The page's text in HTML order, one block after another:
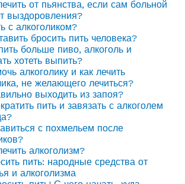
от пьянства, если сам больной
выздоровления?
с алкоголиком?
бросить пить человека?
больше пиво, алкоголь и
хотеть выпить?
алкоголику и как лечить
не желающего лечиться?
выходить из запоя?
пить и завязать с алкоголем
с похмельем после
алкоголизм?
пить: народные средства от
и алкоголизма